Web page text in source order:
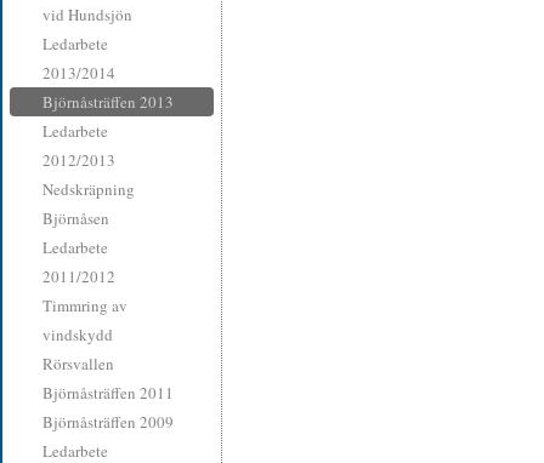
vid Hundsjön
Ledarbete
2013/2014
Björnåsträffen 2013
Ledarbete
2012/2013
Nedskräpning
Björnåsen
Ledarbete
2011/2012
Timmring av
vindskydd
Rörsvallen
Björnåsträffen 2011
Björnåsträffen 2009
Ledarbete